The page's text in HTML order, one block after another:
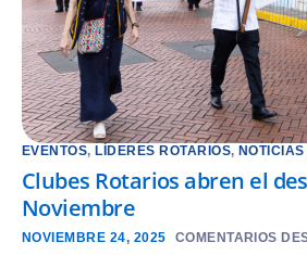
EVENTOS,LÍDERES ROTARIOS,
Clubes Rotarios abren el
Noviembre
NOVIEMBRE 24, 2025 COMENTARIOS